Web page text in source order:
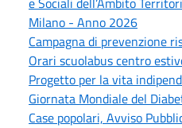
Milano - Anno 2026
Campagna di prevenzione
Orari scuolabus centro
Progetto per la vita
Giornata Mondiale del
Case popolari, Avviso